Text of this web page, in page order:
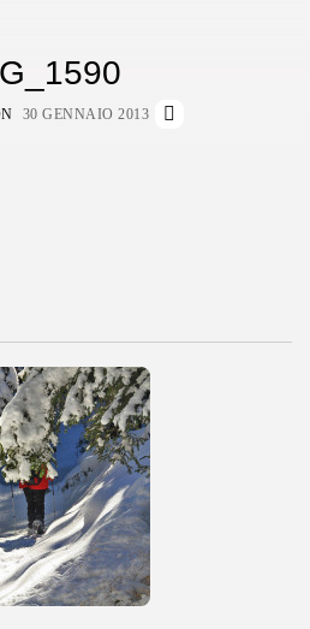
30 GENNAIO 2013